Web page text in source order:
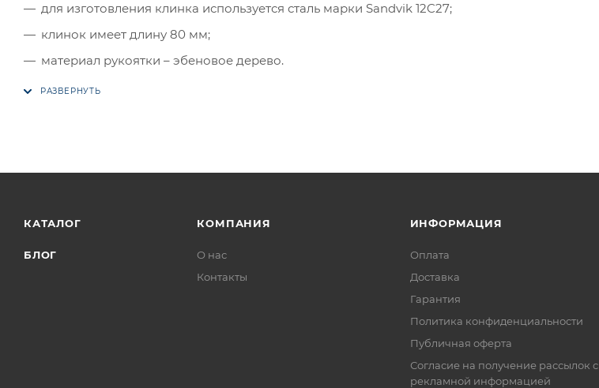
для изготовления клинка используется сталь марки Sandvik 12C27;
клинок имеет длину 80 мм;
материал рукоятки – эбеновое дерево.
КАТАЛОГ
БЛОГ
КОМПАНИЯ
О нас
Контакты
ИНФОРМАЦИЯ
Оплата
Доставка
Гарантия
Политика конфиденциальности
Публичная оферта
Согласие на получение рассылок с
рекламной информацией